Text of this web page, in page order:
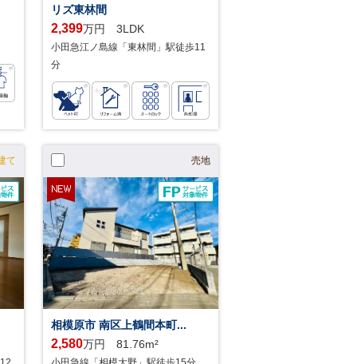
リズ東林間
2,399万円 3LDK
小田急江ノ島線「東林間」駅徒歩11
分
て 売地
相模原市 南区上鶴間本町...
2,580万円 81.76m²